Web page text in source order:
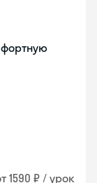
1590 ₽ / урок